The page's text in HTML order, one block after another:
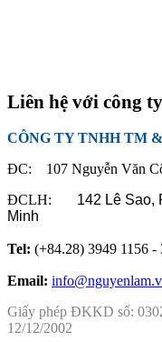
Liên hệ với công
CÔNG TY TNHH TM
ĐC: 107 Nguyễn Văn
ĐCLH: 142 Lê Sao,
Minh
Tel: (+84.28) 3949
Email:
Giấy phép ĐKKD số:
12/12/2002